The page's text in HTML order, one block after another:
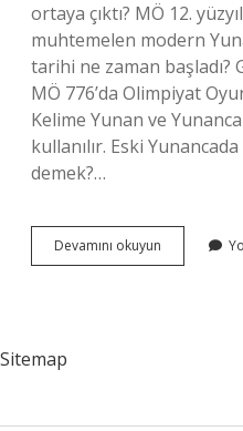
ortaya çıktı? MÖ 12.
muhtemelen modern
tarihi ne zaman başladı?
MÖ 776’da Olimpiyat
Kelime Yunan ve
kullanılır. Eski
demek?…
Devamını okuyun
Ne
Sitemap